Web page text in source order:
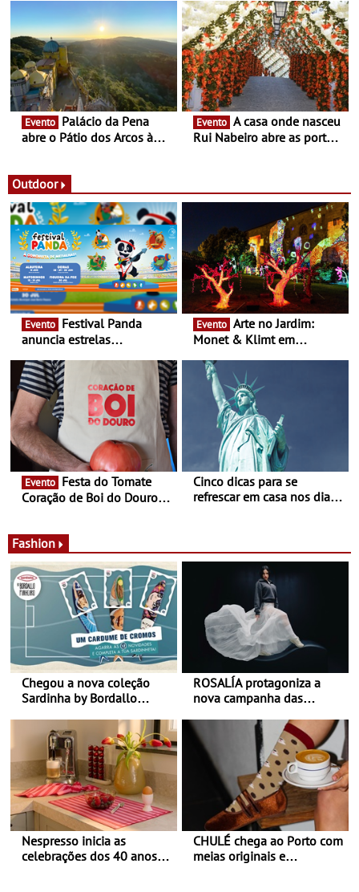
Queiroz Ribeiro - Um novo
conceito gastronómico
itinerante que percorre
Portugal
enquanto “Territórios sem
Fronteira”
Evento
abre o Pátio dos Arcos à
Evento
Rui Nabeiro abre as portas
16 de agosto
Outdoor
Evento
anuncia estrelas
- Entre Junho e Julho pelo
país
Evento
Monet & Klimt em
ao final de Setembro -
Experiência luminosa no
jardim do Museu de
Alberto Sampaio
Evento
Coração de Boi do Douro -
Cinco dicas para se
refrescar em casa nos dias
Fashion
Chegou a nova coleção
Sardinha by Bordallo
ROSALÍA protagoniza a
nova campanha das
Balance
Nespresso inicia as
celebrações dos 40 anos
CHULÉ chega ao Porto com
meias originais e